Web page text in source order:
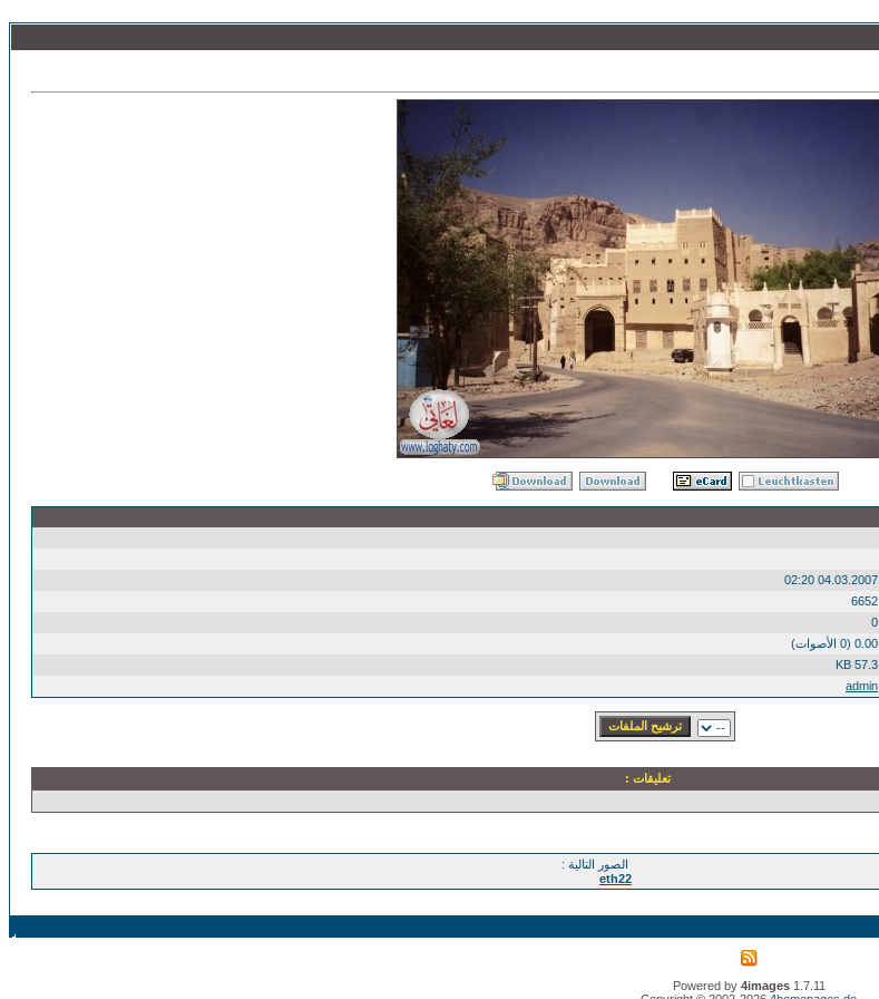
04.03.2007 02:20
6652
0
0.00 (0 الأصوات)
57.3 KB
admin
تعليقات :
الصور التالية :
eth22
Powered by 4images1.7.11